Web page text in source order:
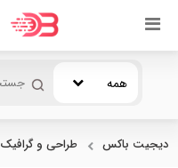
همه
دیجیت باکس طراحی و گرافیک